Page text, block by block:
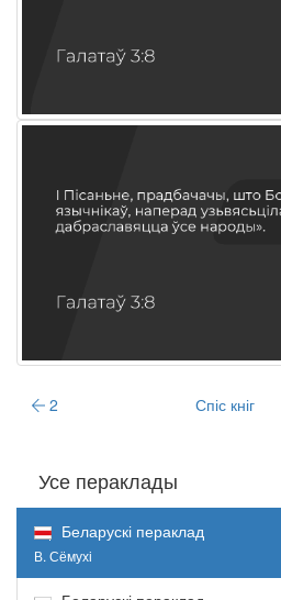
2 Спіс кніг
Усе пераклады
Беларускі пераклад
В. Сёмухі